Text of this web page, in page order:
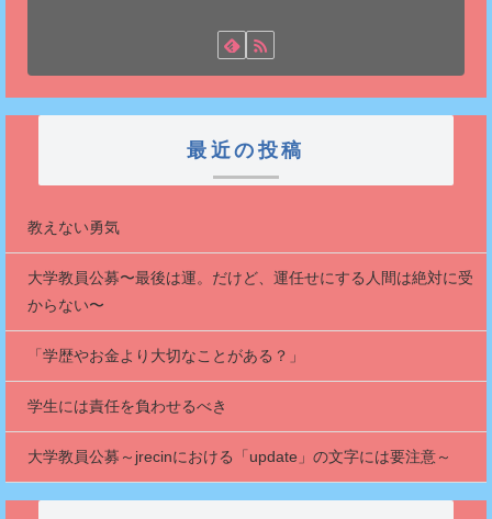
最近の投稿
教えない勇気
大学教員公募〜最後は運。だけど、運任せにする人間は絶対に受
からない〜
「学歴やお金より大切なことがある？」
学生には責任を負わせるべき
大学教員公募～jrecinにおける「update」の文字には要注意～